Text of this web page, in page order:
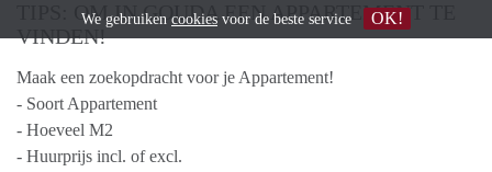
TIPS: OM IN GOUDA EEN APPARTEMENT TE
VINDEN!
Maak een zoekopdracht voor je Appartement!
- Soort Appartement
- Hoeveel M2
- Huurprijs incl. of excl.
We gebruiken cookies voor de beste service OK!